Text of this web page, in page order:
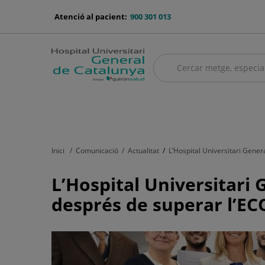
menu-
900 301 013
Atenció al pacient:
CercarCercar
Inici Comunicació Actualitat L’Hospital Universitari
L’Hospital
Universitari
General
L’Hospital Universitari
després de superar